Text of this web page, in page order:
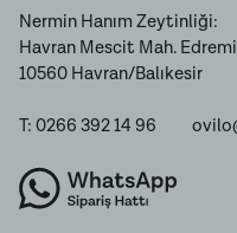
Nermin Hanım Zeytinliği:
Havran Mescit Mah.
10560 Havran/Balıkesir
T: 0266 392 14 96